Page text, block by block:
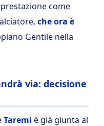
come
che ora è
Gentile nella
via: decisione
Taremi è già giunta al